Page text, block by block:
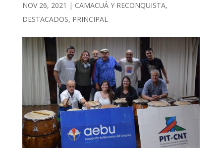
NOV 26, 2021 | CAMACUÁ Y RECONQUISTA,
DESTACADOS, PRINCIPAL